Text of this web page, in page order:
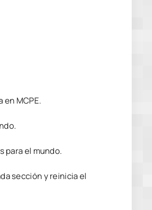
MCPE.
para el mundo.
sección y reinicia el